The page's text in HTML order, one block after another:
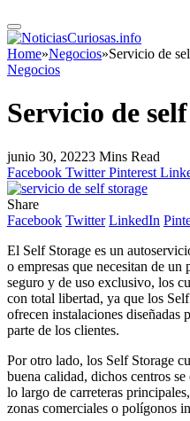
Home»Negocios»Servicio de
Negocios
Servicio de
junio 30, 20223 Mins Read
Facebook Twitter Pinterest
Share
Facebook Twitter LinkedIn
El Self Storage es un
o empresas que necesitan de
seguro y de uso exclusivo, los
con total libertad, ya que los
ofrecen instalaciones diseñadas
parte de los clientes.
Por otro lado, los Self Storage
buena calidad, dichos centros
lo largo de carreteras
zonas comerciales o polígonos